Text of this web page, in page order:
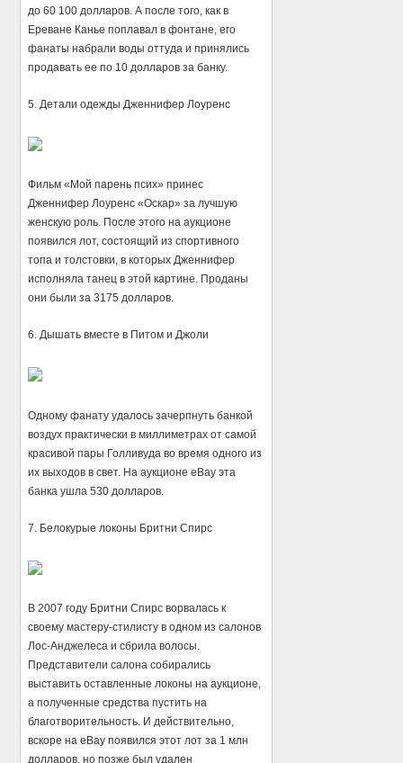
до 60 100 долларов. А после того, как в
Ереване Канье поплавал в фонтане, его
фанаты набрали воды оттуда и принялись
продавать ее по 10 долларов за банку.
5. Детали одежды Дженнифер Лоуренс
Фильм «Мой парень псих» принес
Дженнифер Лоуренс «Оскар» за лучшую
женскую роль. После этого на аукционе
появился лот, состоящий из спортивного
топа и толстовки, в которых Дженнифер
исполняла танец в этой картине. Проданы
они были за 3175 долларов.
6. Дышать вместе в Питом и Джоли
Одному фанату удалось зачерпнуть банкой
воздух практически в миллиметрах от самой
красивой пары Голливуда во время одного из
их выходов в свет. На аукционе eBay эта
банка ушла 530 долларов.
7. Белокурые локоны Бритни Спирс
В 2007 году Бритни Спирс ворвалась к
своему мастеру-стилисту в одном из салонов
Лос-Анджелеса и сбрила волосы.
Представители салона собирались
выставить оставленные локоны на аукционе,
а полученные средства пустить на
благотворительность. И действительно,
вскоре на eBay появился этот лот за 1 млн
долларов, но позже был удален